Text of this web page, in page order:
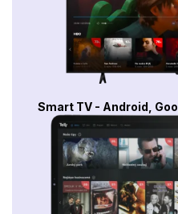
Smart TV - Android,